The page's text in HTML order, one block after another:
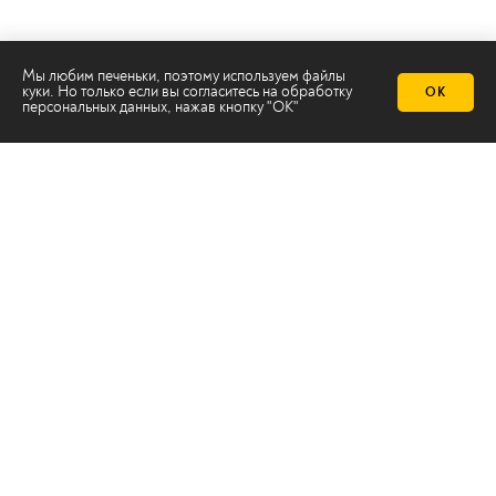
Мы любим печеньки, поэтому используем файлы
куки. Но только если вы согласитесь на обработку
персональных данных, нажав кнопку "ОК"
ОК
Телеканал 2х2
Онлайн-эфир
Все авторы